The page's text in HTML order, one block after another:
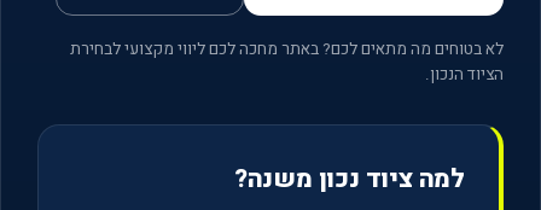
לא בטוחים מה מתאים לכם? באתר מחכה לכם ליווי מקצועי לבחירת
הציוד הנכון.
למה ציוד נכון משנה?